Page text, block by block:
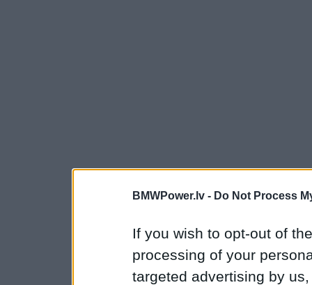
BMWPower.lv - Do Not Process
If you wish to opt-out of
processing of your
targeted advertising by